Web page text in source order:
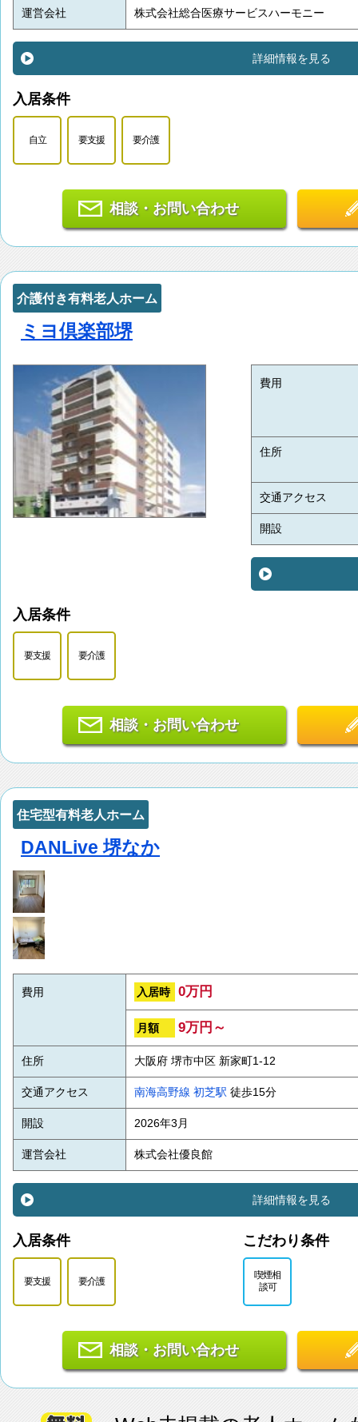
運営会社 株式会社総合医療サービスハーモニー
詳細情報を見る
入居条件
自立 要支援 要介護
相談・お問い合わせ
介護付き有料老人ホーム
ミヨ倶楽部堺
費用
住所
交通アクセス
開設
入居条件
要支援 要介護
相談・お問い合わせ
住宅型有料老人ホーム
DANLive 堺なか
費用 入居時 0万円
月額 9万円～
住所 大阪府 堺市中区 新家町1-12
交通アクセス 南海高野線 初芝駅 徒歩15分
開設 2026年3月
運営会社 株式会社優良館
詳細情報を見る
入居条件
要支援 要介護
こだわり条件
喫煙相
談可
相談・お問い合わせ